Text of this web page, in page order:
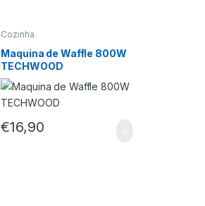
Cozinha
Maquina de Waffle 800W
TECHWOOD
€16,90